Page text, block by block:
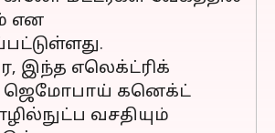
என
இந்த எலெக்ட்ரிக்
ஜெமோபாய் கனெக்ட்
வசதியும்